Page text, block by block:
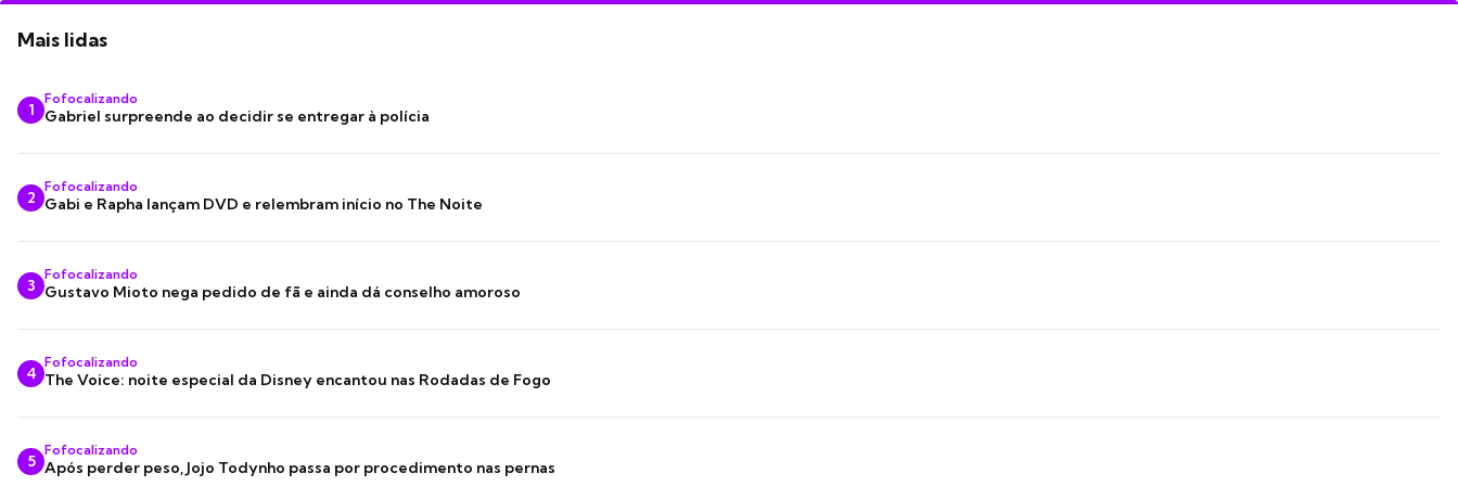
Mais lidas
1
Fofocalizando
Gabriel surpreende ao decidir se entregar à polícia
2
Fofocalizando
Gabi e Rapha lançam DVD e relembram início no The Noite
3
Fofocalizando
Gustavo Mioto nega pedido de fã e ainda dá conselho amoroso
4
Fofocalizando
The Voice: noite especial da Disney encantou nas Rodadas de Fogo
5
Fofocalizando
Após perder peso, Jojo Todynho passa por procedimento nas pernas